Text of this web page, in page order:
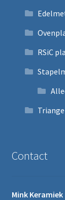
RSiC
Contact
Mink Keramiek